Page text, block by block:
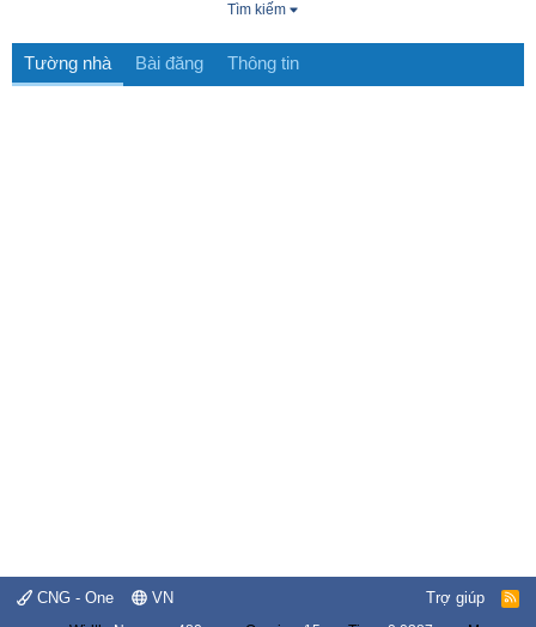
Tìm kiếm
Tường nhà Bài đăng Thông tin
CNG - One VN Trợ giúp
R